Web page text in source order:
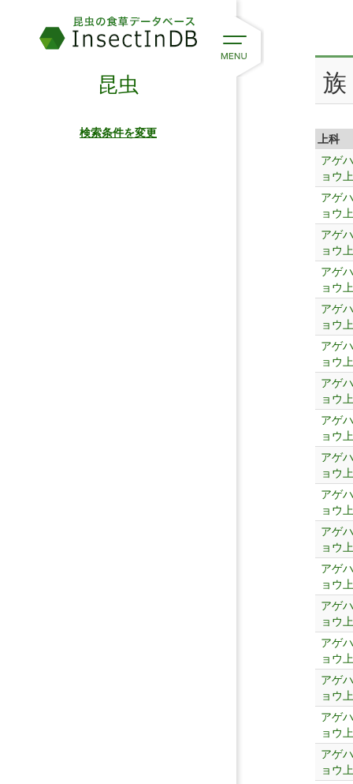
族
上科
アゲ
ョウ
アゲ
ョウ
アゲ
ョウ
アゲ
ョウ
アゲ
ョウ
アゲ
ョウ
アゲ
ョウ
アゲ
ョウ
アゲ
ョウ
アゲ
ョウ
アゲ
ョウ
アゲ
ョウ
アゲ
ョウ
アゲ
ョウ
アゲ
ョウ
アゲ
ョウ
アゲ
ョウ
昆虫
検索条件を変更